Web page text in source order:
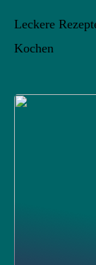
Leckere
Kochen